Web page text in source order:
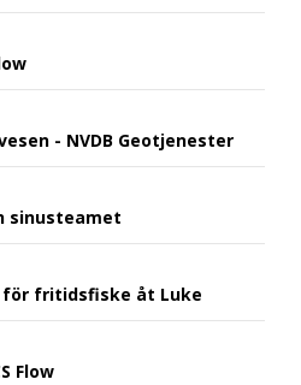
- NVDB Geotjenester
sinusteamet
fritidsfiske åt Luke
Flow